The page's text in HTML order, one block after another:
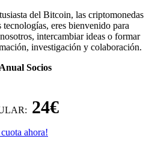
del Bitcoin, las criptomonedas
eres bienvenido para
intercambiar ideas o formar
investigación y colaboración.
Socios
24€
cuota ahora!